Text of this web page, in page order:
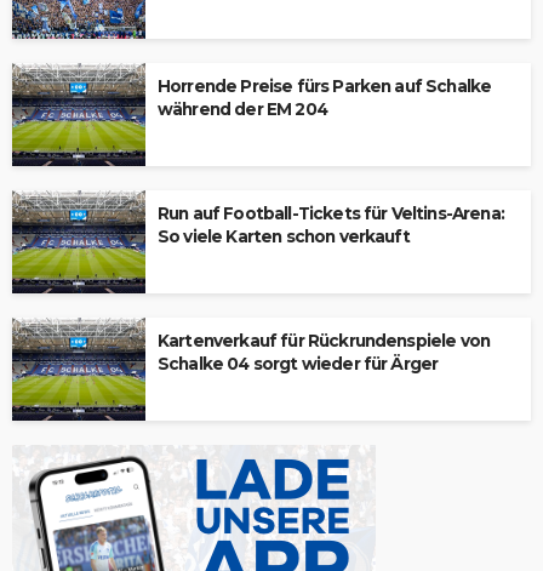
Horrende Preise fürs Parken auf Schalke
während der EM 204
Run auf Football-Tickets für Veltins-Arena:
So viele Karten schon verkauft
Kartenverkauf für Rückrundenspiele von
Schalke 04 sorgt wieder für Ärger